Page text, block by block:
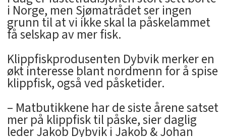
i Norge, men Sjømatrådet ser ingen
grunn til at vi ikke skal la påskelammet
få selskap av mer fisk.
Klippfiskprodusenten Dybvik merker en
økt interesse blant nordmenn for å spise
klippfisk, også ved påsketider.
– Matbutikkene har de siste årene satset
mer på klippfisk til påske, sier daglig
leder Jakob Dybvik i Jakob & Johan